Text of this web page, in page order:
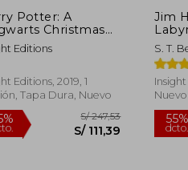
Potter: A
Christmas
Up (en Inglés)
Editions
Editions, 2019, 1
Tapa Dura, Nuevo
Jim
(en
S. T.
Nuevo